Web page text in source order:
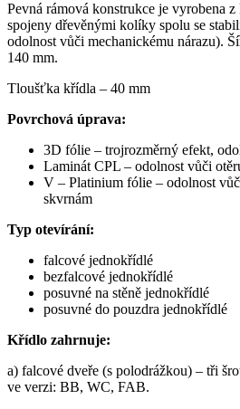
Pevná rámová konstrukce je vyrobena
spojeny dřevěnými kolíky spolu se
odolnost vůči mechanickému nárazu).
140 mm.
Tloušťka křídla – 40 mm
Povrchová úprava:
3D fólie – trojrozměrný efekt,
Laminát CPL – odolnost vůči
V – Platinium fólie – odolnost
skvrnám
Typ otevírání:
falcové jednokřídlé
bezfalcové jednokřídlé
posuvné na stěně jednokřídlé
posuvné do pouzdra jednokřídlé
Křídlo zahrnuje:
a) falcové dveře (s polodrážkou) – tři
ve verzi: BB, WC, FAB.